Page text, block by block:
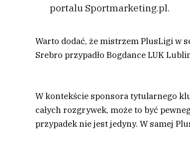
portalu Sportmarketing.pl.
Warto dodać, że mistrzem PlusLigi w
Srebro przypadło Bogdance LUK
W kontekście sponsora tytularnego
całych rozgrywek, może to być
przypadek nie jest jedyny. W samej